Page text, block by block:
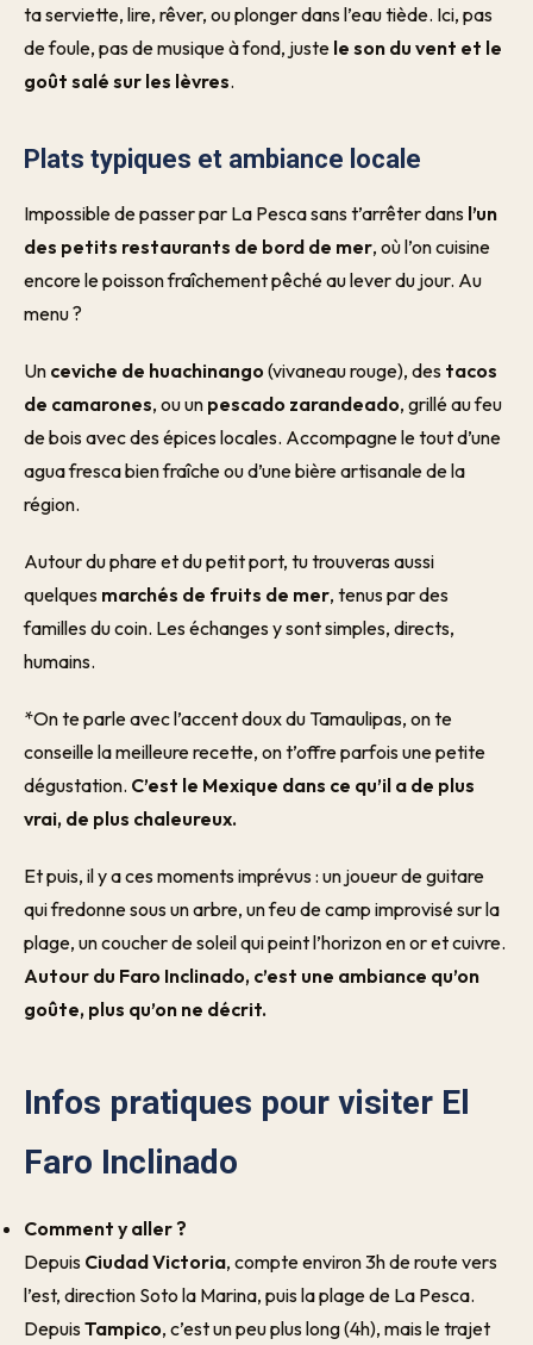
ta serviette, lire, rêver, ou plonger dans l’eau tiède. Ici, pas
de foule, pas de musique à fond, juste le son du vent et le
goût salé sur les lèvres.
Plats typiques et ambiance locale
Impossible de passer par La Pesca sans t’arrêter dans l’un
des petits restaurants de bord de mer, où l’on cuisine
encore le poisson fraîchement pêché au lever du jour. Au
menu ?
Un ceviche de huachinango (vivaneau rouge), des tacos
de camarones, ou un pescado zarandeado, grillé au feu
de bois avec des épices locales. Accompagne le tout d’une
agua fresca bien fraîche ou d’une bière artisanale de la
région.
Autour du phare et du petit port, tu trouveras aussi
quelques marchés de fruits de mer, tenus par des
familles du coin. Les échanges y sont simples, directs,
humains.
*On te parle avec l’accent doux du Tamaulipas, on te
conseille la meilleure recette, on t’offre parfois une petite
dégustation. C’est le Mexique dans ce qu’il a de plus
vrai, de plus chaleureux.
Et puis, il y a ces moments imprévus : un joueur de guitare
qui fredonne sous un arbre, un feu de camp improvisé sur la
plage, un coucher de soleil qui peint l’horizon en or et cuivre.
Autour du Faro Inclinado, c’est une ambiance qu’on
goûte, plus qu’on ne décrit.
Infos pratiques pour visiter El
Faro Inclinado
Comment y aller ?
Depuis Ciudad Victoria, compte environ 3h de route vers
l’est, direction Soto la Marina, puis la plage de La Pesca.
Depuis Tampico, c’est un peu plus long (4h), mais le trajet